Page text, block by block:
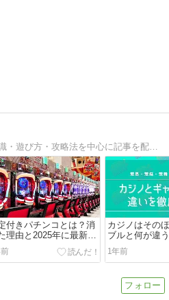
オンラインカジノの基礎知識・遊び方・攻略法を中心に記事を配信しています。海外でカジノの経験がある方も、これからオンラインカジノをトライする方にも役立つ情報満載。今勝てるおすすめオンラインカジノやお得なキャンペーン情報も配信中！
付きパチンコとは？消
理由と2025年に最新機
出るのか考察
カジノはその
ブルと何が違
艇、競輪、パ
比較！
1年前